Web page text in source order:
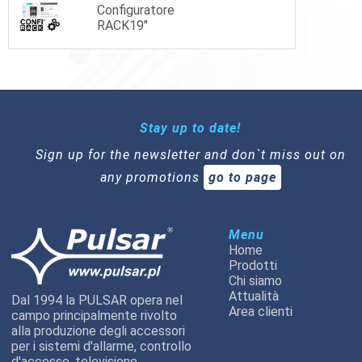
Configuratore
RACK19"
Stay up to date!
Sign up for the newsletter and don`t miss out on
any promotions
go to page
Dal 1994 la PULSAR opera nel
campo principalmente rivolto
alla produzione degli accessori
per i sistemi d'allarme, controllo
Menu
Home
Prodotti
Chi siamo
Attualità
Area clienti